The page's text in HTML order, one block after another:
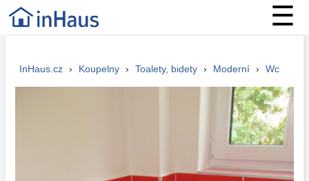
☰
InHaus.cz › Koupelny › Toalety, bidety › Moderní › Wc